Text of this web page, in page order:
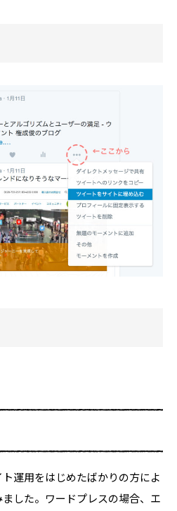
運用をはじめたばかりの方によ
した。ワードプレスの場合、エ